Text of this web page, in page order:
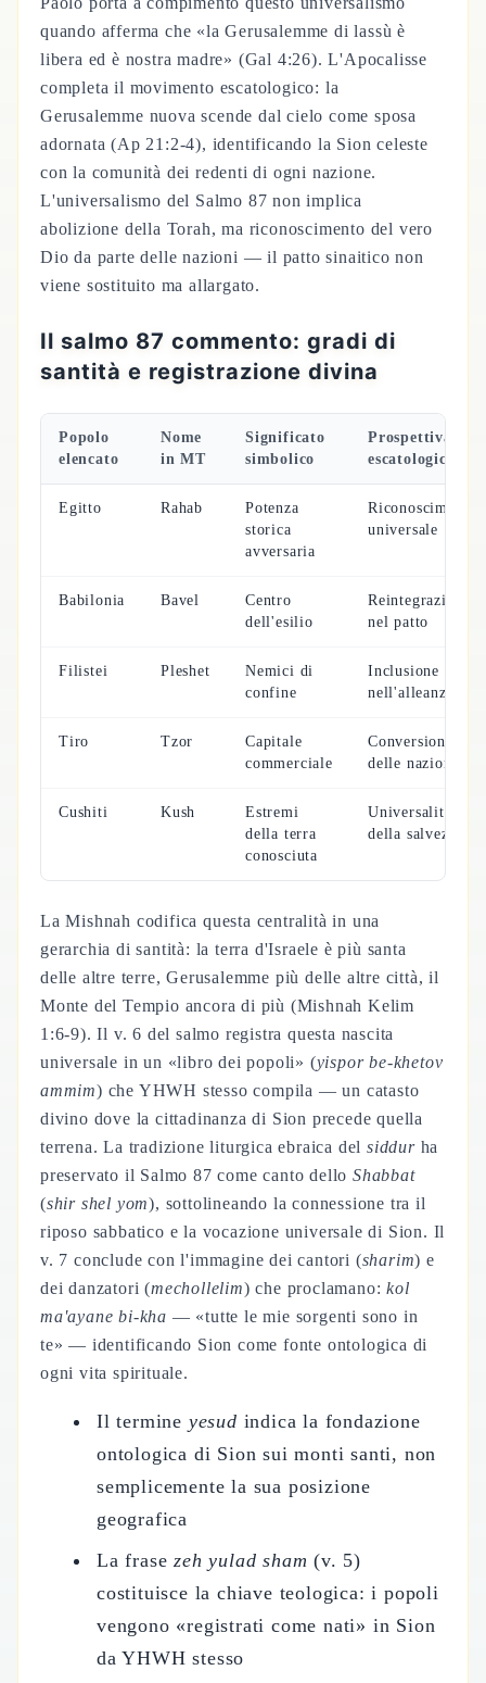
quando afferma che «la Gerusalemme di lassù è
libera ed è nostra madre» (Gal 4:26). L'Apocalisse
completa il movimento escatologico: la
Gerusalemme nuova scende dal cielo come sposa
adornata (Ap 21:2-4), identificando la Sion celeste
con la comunità dei redenti di ogni nazione.
L'universalismo del Salmo 87 non implica
abolizione della Torah, ma riconoscimento del vero
Dio da parte delle nazioni — il patto sinaitico non
viene sostituito ma allargato.
Il salmo 87 commento: gradi di
santità e registrazione divina
Popolo
elencato
Nome
in MT
Significato
simbolico
Prospettiva
escatologica
Egitto Rahab
Potenza
storica
avversaria
Riconoscimento
universale
Babilonia Bavel
Centro
dell'esilio
Reintegrazione
nel patto
Filistei Pleshet
Nemici di
confine
Inclusione
nell'alleanza
Tiro Tzor
Capitale
commerciale
Conversione
delle nazioni
Cushiti Kush
Estremi
della terra
conosciuta
Universalità
della salvezza
La Mishnah codifica questa centralità in una
gerarchia di santità: la terra d'Israele è più santa
delle altre terre, Gerusalemme più delle altre città, il
Monte del Tempio ancora di più (Mishnah Kelim
1:6-9). Il v. 6 del salmo registra questa nascita
universale in un «libro dei popoli» (yispor be-khetov
ammim) che YHWH stesso compila — un catasto
divino dove la cittadinanza di Sion precede quella
terrena. La tradizione liturgica ebraica del siddurha
preservato il Salmo 87 come canto dello Shabbat
(shir shel yom), sottolineando la connessione tra il
riposo sabbatico e la vocazione universale di Sion. Il
v. 7 conclude con l'immagine dei cantori (sharim) e
dei danzatori (mechollelim) che proclamano:kol
ma'ayane bi-kha — «tutte le mie sorgenti sono in
te» — identificando Sion come fonte ontologica di
ogni vita spirituale.
Il termine yesud indica la fondazione
ontologica di Sion sui monti santi, non
semplicemente la sua posizione
geografica
La frasezeh yulad sham (v. 5)
costituisce la chiave teologica: i popoli
vengono «registrati come nati» in Sion
da YHWH stesso